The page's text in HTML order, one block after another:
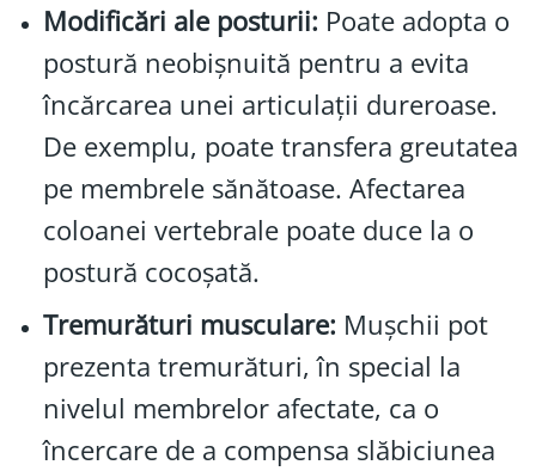
Modificări ale posturii: Poate adopta o
postură neobișnuită pentru a evita
încărcarea unei articulații dureroase.
De exemplu, poate transfera greutatea
pe membrele sănătoase. Afectarea
coloanei vertebrale poate duce la o
postură cocoșată.
Tremurături musculare: Mușchii pot
prezenta tremurături, în special la
nivelul membrelor afectate, ca o
încercare de a compensa slăbiciunea